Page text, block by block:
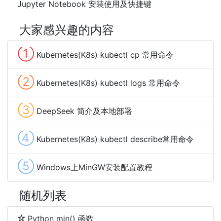
Jupyter Notebook 安装使用及快捷键
大家感兴趣的内容
① Kubernetes(K8s) kubectl cp 常用命令
② Kubernetes(K8s) kubectl logs 常用命令
③ DeepSeek 简介及本地部署
④ Kubernetes(K8s) kubectl describe常用命令
⑤ Windows上MinGW安装配置教程
随机列表
Python min() 函数